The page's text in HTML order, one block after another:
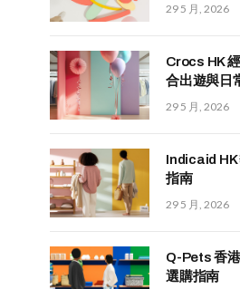
29 5 月, 2026
Crocs HK
合出遊與日
29 5 月, 2026
Indicaid HK
指南
29 5 月, 2026
Q-Pets 香
選購指南